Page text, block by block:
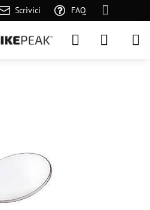
Scrivici FAQ